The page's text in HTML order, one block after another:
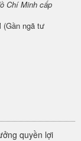
Chí Minh cấp
(Gần ngã tư
quyền lợi